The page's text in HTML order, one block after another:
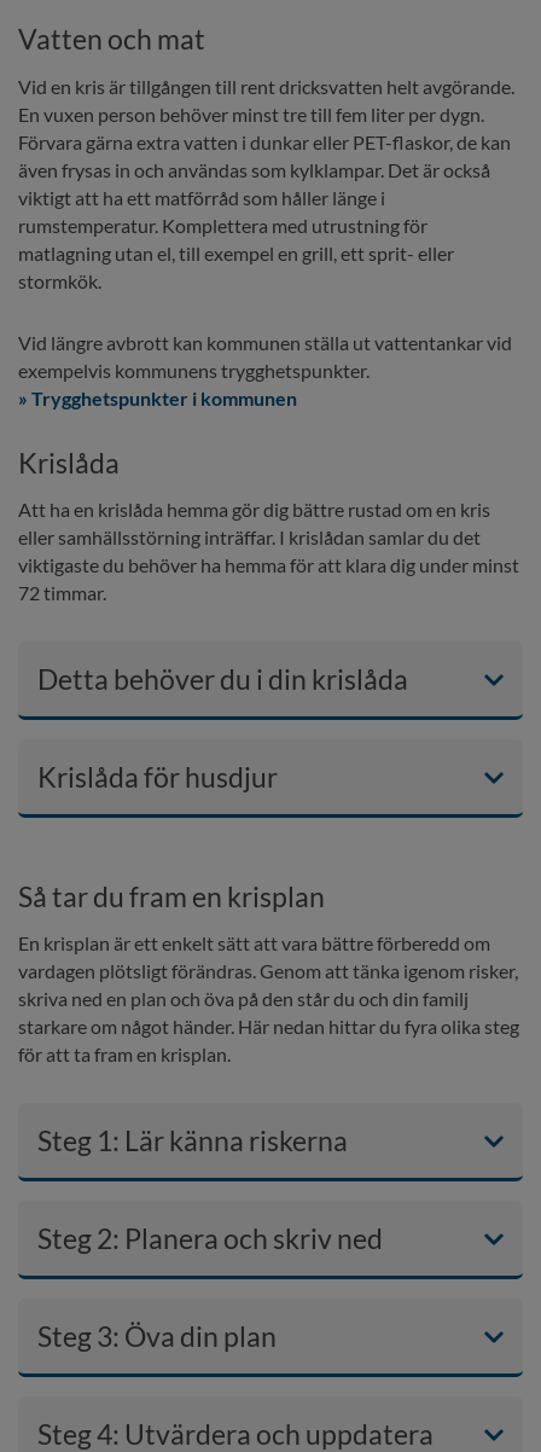
Vatten och mat
Vid en kris är tillgången till rent dricksvatten helt avgörande.
En vuxen person behöver minst tre till fem liter per dygn.
Förvara gärna extra vatten i dunkar eller PET-flaskor, de kan
även frysas in och användas som kylklampar. Det är också
viktigt att ha ett matförråd som håller länge i
rumstemperatur. Komplettera med utrustning för
matlagning utan el, till exempel en grill, ett sprit- eller
stormkök.
Vid längre avbrott kan kommunen ställa ut vattentankar vid
exempelvis kommunens trygghetspunkter.
» Trygghetspunkter i kommunen
Krislåda
Att ha en krislåda hemma gör dig bättre rustad om en kris
eller samhällsstörning inträffar. I krislådan samlar du det
viktigaste du behöver ha hemma för att klara dig under minst
72 timmar.
Detta behöver du i din krislåda
Krislåda för husdjur
Så tar du fram en krisplan
En krisplan är ett enkelt sätt att vara bättre förberedd om
vardagen plötsligt förändras. Genom att tänka igenom risker,
skriva ned en plan och öva på den står du och din familj
starkare om något händer. Här nedan hittar du fyra olika steg
för att ta fram en krisplan.
Steg 1: Lär känna riskerna
Steg 2: Planera och skriv ned
Steg 3: Öva din plan
Steg 4: Utvärdera och uppdatera